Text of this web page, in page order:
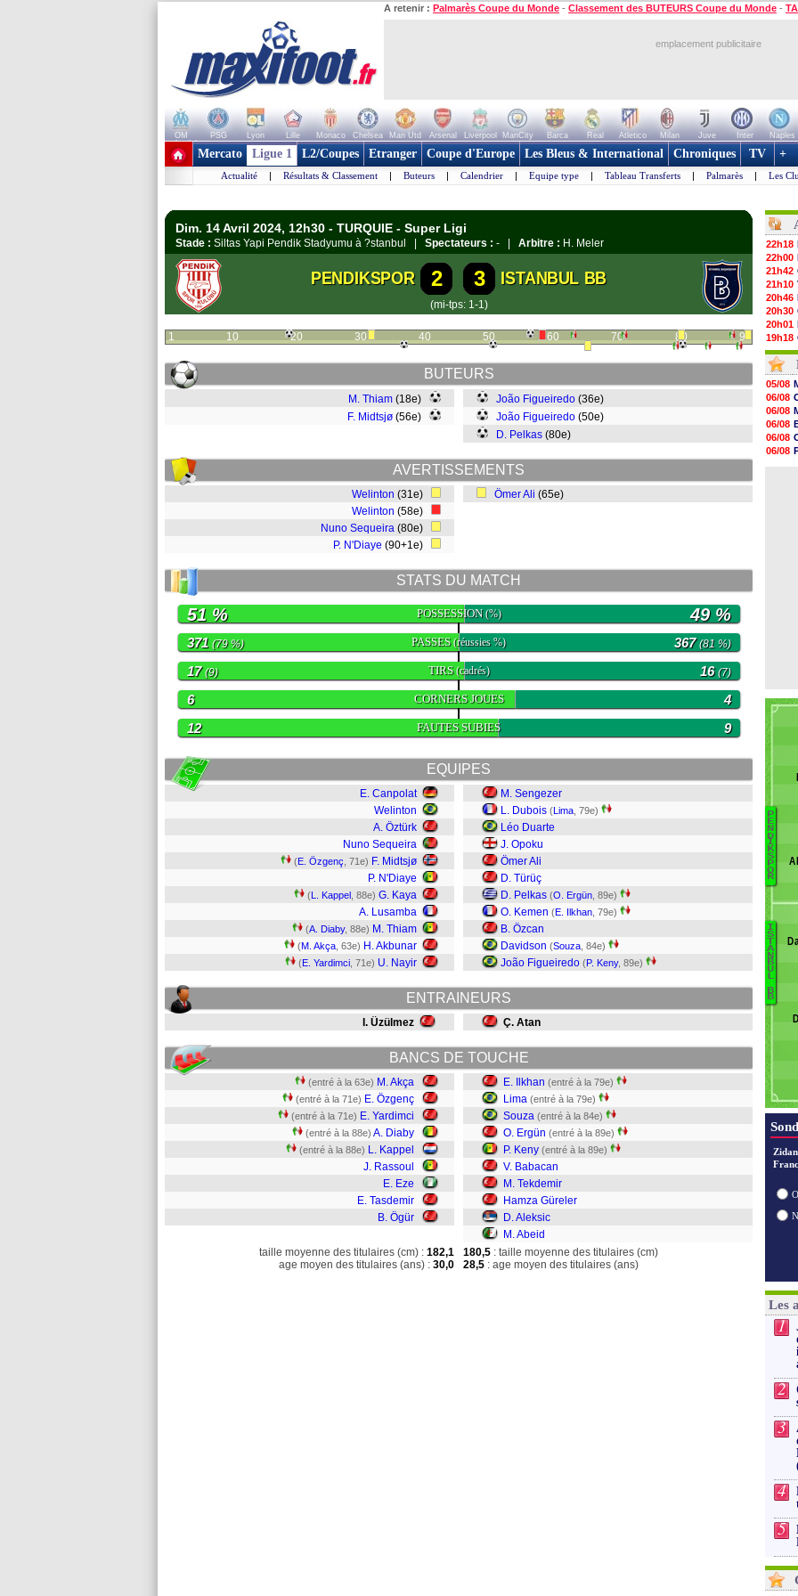
A retenir : Palmarès Coupe du Monde - Classement des BUTEURS Coupe du Monde -
emplacement publicitaire
OM PSG Lyon Lille Monaco Chelsea Man Utd Arsenal Liverpool ManCity Barca Real Atletico Milan Juve Inter Naples
+ de clubs
Mercato Ligue 1 L2/Coupes Etranger Coupe d'Europe Les Bleus & International Chroniques TV +
Actualité | Résultats & Classement | Buteurs | Calendrier | Equipe type | Tableau Transferts | Palmarès | Les
Dim. 14 Avril 2024, 12h30 - TURQUIE - Super Ligi
Stade : Siltas Yapi Pendik Stadyumu à ?stanbul | Spectateurs : - | Arbitre : H. Meler
PENDIKSPOR 2 3 ISTANBUL BB
(mi-tps: 1-1)
1 10 20 30 40 50 60 70 80 90
BUTEURS
M. Thiam (18e)
F. Midtsjø (56e)
João Figueiredo (36e)
João Figueiredo (50e)
D. Pelkas (80e)
AVERTISSEMENTS
Welinton (31e)
Welinton (58e)
Nuno Sequeira (80e)
P. N'Diaye (90+1e)
Ömer Ali (65e)
STATS DU MATCH
POSSESSION(%)
51 % 49 %
PASSES(réussies %)
371 (79 %) 367(81 %)
TIRS(cadrés)
17(9) 16(7)
CORNERS JOUES
6 4
FAUTES SUBIES
12 9
EQUIPES
E. Canpolat
Welinton
A. Öztürk
Nuno Sequeira
(E. Özgenç , 71e) F. Midtsjø
P. N'Diaye
(L. Kappel , 88e) G. Kaya
A. Lusamba
(A. Diaby, 88e) M. Thiam
(M. Akça , 63e) H. Akbunar
(E. Yardimci , 71e) U. Nayir
M. Sengezer
L. Dubois (Lima , 79e)
Léo Duarte
J. Opoku
Ömer Ali
D. Türüç
D. Pelkas (O. Ergün , 89e)
O. Kemen (E. Ilkhan , 79e)
B. Özcan
Davidson (Souza , 84e)
João Figueiredo (P. Keny, 89e)
ENTRAINEURS
I. Üzülmez Ç. Atan
BANCS DE TOUCHE
(entré à la 63e) M. Akça
(entré à la 71e) E. Özgenç
(entré à la 71e) E. Yardimci
(entré à la 88e) A. Diaby
(entré à la 88e) L. Kappel
J. Rassoul
E. Eze
E. Tasdemir
B. Ögür
E. Ilkhan (entré à la 79e)
Lima (entré à la 79e)
Souza (entré à la 84e)
O. Ergün (entré à la 89e)
P. Keny (entré à la 89e)
V. Babacan
M. Tekdemir
Hamza Güreler
D. Aleksic
M. Abeid
taille moyenne des titulaires (cm) : 182,1
age moyen des titulaires (ans) : 30,0
180,5 : taille moyenne des titulaires (cm)
28,5 : age moyen des titulaires (ans)
22h18
22h00
21h42
21h10
20h46
20h30
20h01
19h18
19h09
18h48
18h37
18h29
17h58
17h46
17h32
17h16
16h59
05/08
06/08
06/08
06/08
06/08
06/08
P
E
N
D
I
K
S
P
O
R
I
S
T
A
N
B
U
L
B
B
Les
1
2
3
4
5